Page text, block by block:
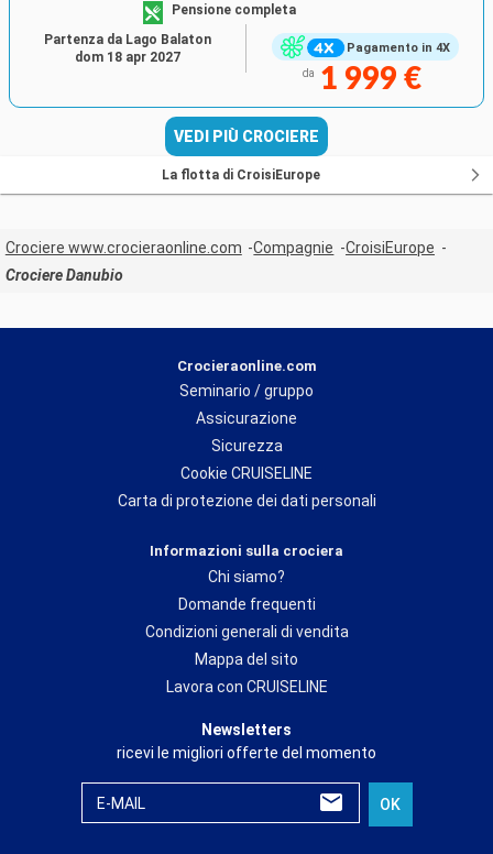
Pagamento in 4X
Pensione completa
da 1 999 €
Partenza da Lago Balaton
dom 18 apr 2027
VEDI PIÙ CROCIERE
La flotta di CroisiEurope
Crociere www.crocieraonline.com Compagnie
CroisiEurope
Crociere Danubio
Crocieraonline.com
Seminario / gruppo
Assicurazione
Sicurezza
Cookie CRUISELINE
Carta di protezione dei dati personali
Informazioni sulla crociera
Chi siamo?
Domande frequenti
Condizioni generali di vendita
Mappa del sito
Lavora con CRUISELINE
Newsletters
ricevi le migliori offerte del momento
E-MAIL OK